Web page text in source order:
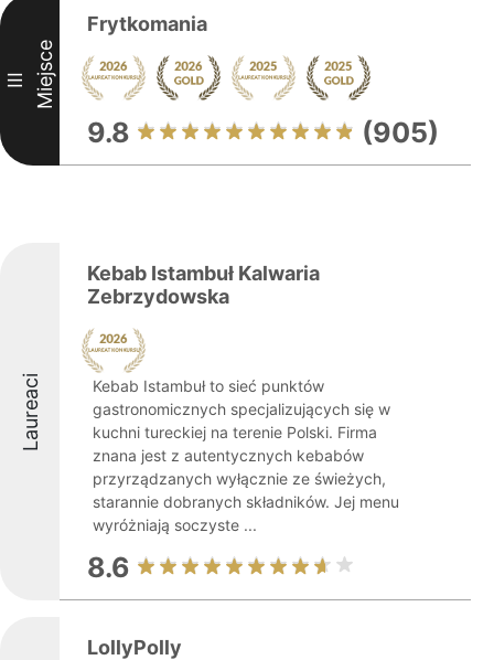
III Miejsce
Frytkomania
9.8 (905)
Laureaci
Kebab Istambuł Kalwaria
Zebrzydowska
Kebab Istambuł to sieć punktów
gastronomicznych specjalizujących się w
kuchni tureckiej na terenie Polski. Firma
znana jest z autentycznych kebabów
przyrządzanych wyłącznie ze świeżych,
starannie dobranych składników. Jej menu
wyróżniają soczyste ...
8.6
LollyPolly